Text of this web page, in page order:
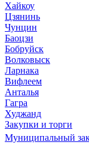
Хайкоу
Цзянинь
Чунцин
Баоцзи
Бобруйск
Волковыск
Ларнака
Вифлеем
Анталья
Гагра
Худжанд
Закупки и торги
Муниципальный